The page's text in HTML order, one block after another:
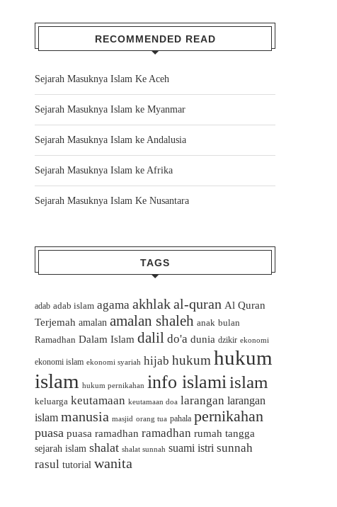
RECOMMENDED READ
Sejarah Masuknya Islam Ke Aceh
Sejarah Masuknya Islam ke Myanmar
Sejarah Masuknya Islam ke Andalusia
Sejarah Masuknya Islam ke Afrika
Sejarah Masuknya Islam Ke Nusantara
TAGS
adab adab islam agama akhlakal-quran Al Quran
Terjemah amalan amalan shaleh anak bulan
Ramadhan Dalam Islam dalil do'a dunia dzikir ekonomi
ekonomi islam ekonomi syariah hijab hukum hukum
islam hukum pernikahan info islamiislam
keluarga keutamaan keutamaan doa larangan larangan
islam manusia masjid orang tua pahala pernikahan
puasa puasa ramadhan ramadhan rumah tangga
sejarah islam shalat shalat sunnah suami istri sunnah
rasul tutorial wanita